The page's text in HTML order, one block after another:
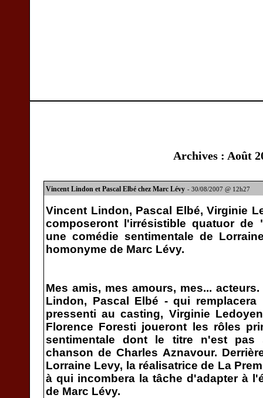
Archives : Août
Vincent Lindon et Pascal Elbé chez Marc Lévy - 30/08/2007 @ 12h27
Vincent Lindon, Pascal Elbé, Virginie
composeront l'irrésistible quatuor de
une comédie sentimentale de
homonyme de Marc Lévy.
Mes amis, mes amours, mes...
Lindon, Pascal Elbé - qui remplacera
pressenti au casting, Virginie
Florence Foresti joueront les rôles
sentimentale dont le titre n'est pas
chanson de Charles Aznavour.
Lorraine Levy, la réalisatrice de La
à qui incombera la tâche d'adapter à
de Marc Lévy.